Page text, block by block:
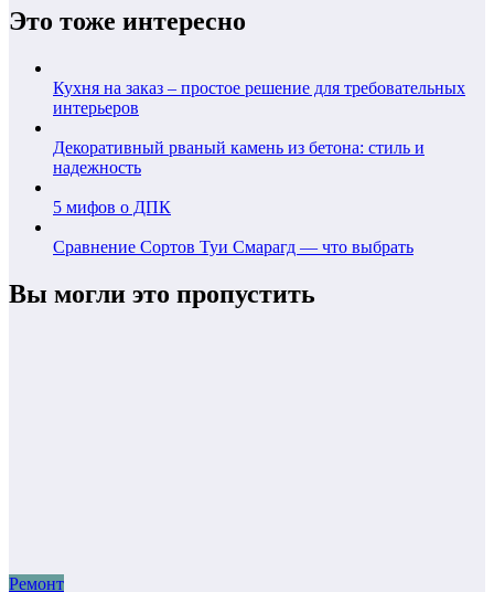
Это тоже интересно
Кухня на заказ – простое решение для требовательных
интерьеров
Декоративный рваный камень из бетона: стиль и
надежность
5 мифов о ДПК
Сравнение Сортов Туи Смарагд — что выбрать
Вы могли это пропустить
Ремонт